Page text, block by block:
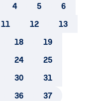
Ergebnis aus at-
4 5
6
11 12
13
18
19
24
25
30
31
36 37